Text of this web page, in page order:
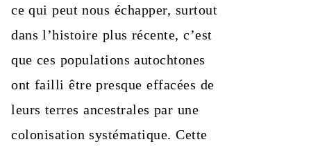
ce qui peut nous échapper, surtout
dans l’histoire plus récente, c’est
que ces populations autochtones
ont failli être presque effacées de
leurs terres ancestrales par une
colonisation systématique. Cette